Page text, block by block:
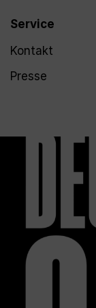
Service
Kontakt
Presse